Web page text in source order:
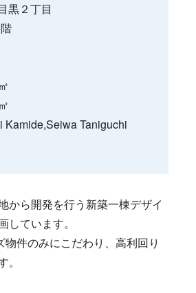
黒２丁目
Taniguchi
から開発を行う新築一棟デザイ
ています。
件のみにこだわり、高利回り